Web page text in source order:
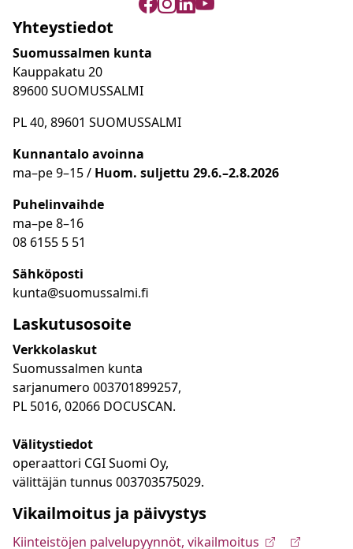
Yhteystiedot
Suomussalmen kunta
Kauppakatu 20
89600 SUOMUSSALMI
PL 40, 89601 SUOMUSSALMI
Kunnantalo avoinna
ma–pe 9–15 / Huom. suljettu 29.6.–2.8.2026
Puhelinvaihde
ma–pe 8–16
08 6155 5 51
Sähköposti
kunta@suomussalmi.fi
Laskutusosoite
Verkkolaskut
Suomussalmen kunta
sarjanumero 003701899257,
PL 5016, 02066 DOCUSCAN.
Välitystiedot
operaattori CGI Suomi Oy,
välittäjän tunnus 003703575029.
Vikailmoitus ja päivystys
Kiinteistöjen palvelupyynnöt, vikailmoitus